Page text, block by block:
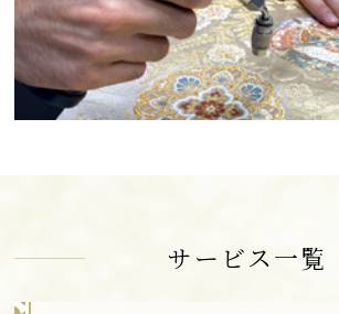
サービス一覧